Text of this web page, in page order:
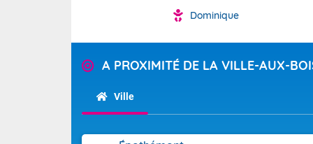
Pour la
Tendance
Dominique
A PROXIMITÉ DE LA VILLE-AUX-
Ville
Lille : 14/29
Aujourd'hui
Très